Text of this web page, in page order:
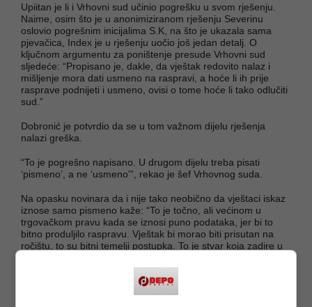
Upiitan je li i Vrhovni sud učinio pogrešku u svom rješenju.
Naime, osim što je u anonimiziranom rješenju Severinu
oslovio pogrešnim inicijalima S.K, na što je ukazala sama
pjevačica, Index je u rješenju uočio još jedan detalj. O
ključnom argumentu za poništenje presude Vrhovni sud
sljedeće: “Propisano je, dakle, da vještak redovito nalaz i
mišljenje mora dati usmeno na raspravi, a hoće li ih prije
rasprave podnijeti i usmeno, ovisi o tome hoće li tako odlučiti
sud.”
Dobronić je potvrdio da se u tom važnom dijelu rješenja
nalazi greška.
“To je pogrešno napisano. U drugom dijelu treba pisati
‘pismeno’, a ne ‘usmeno'”, rekao je šef Vrhovnog suda.
Na opasku novinara da i nije tako neobično da vještaci iskaz
iznose samo pismeno kaže: “To je točno, ali većinom u
trgovačkom pravu kada se iznosi puno podataka, jer bi to
bitno produljilo raspravu. Vještak bi morao biti prisutan na
ročištu, to su bitni temelji postupka. To je stvar koja zadire u
pogreška, nego osigurava ravnopravnost stranaka, da i
jedna i druga stranka može ispitati vještaka.”